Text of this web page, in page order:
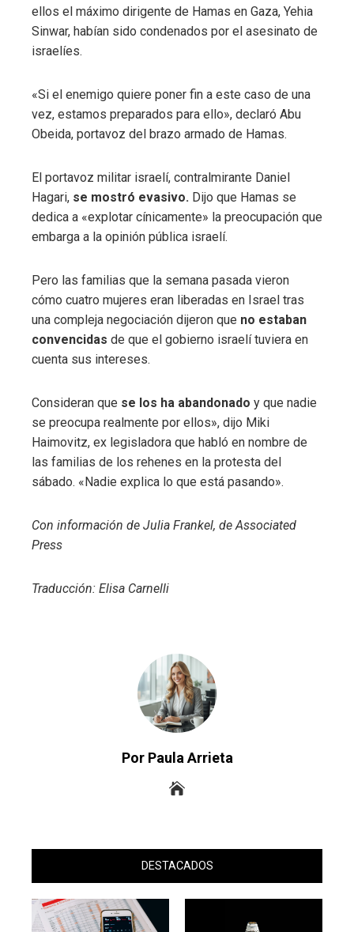
ellos el máximo dirigente de Hamas en Gaza, Yehia
Sinwar, habían sido condenados por el asesinato de
israelíes.
«Si el enemigo quiere poner fin a este caso de una
vez, estamos preparados para ello», declaró Abu
Obeida, portavoz del brazo armado de Hamas.
El portavoz militar israelí, contralmirante Daniel
Hagari, se mostró evasivo. Dijo que Hamas se
dedica a «explotar cínicamente» la preocupación que
embarga a la opinión pública israelí.
Pero las familias que la semana pasada vieron
cómo cuatro mujeres eran liberadas en Israel tras
una compleja negociación dijeron que no estaban
convencidas de que el gobierno israelí tuviera en
cuenta sus intereses.
Consideran que se los ha abandonado y que nadie
se preocupa realmente por ellos», dijo Miki
Haimovitz, ex legisladora que habló en nombre de
las familias de los rehenes en la protesta del
sábado. «Nadie explica lo que está pasando».
Con información de Julia Frankel, de Associated
Press
Traducción: Elisa Carnelli
Por Paula Arrieta
DESTACADOS